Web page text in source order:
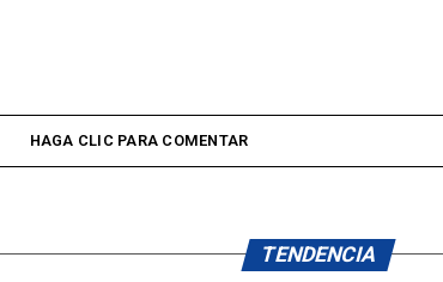
HAGA CLIC PARA COMENTAR
TENDENCIA